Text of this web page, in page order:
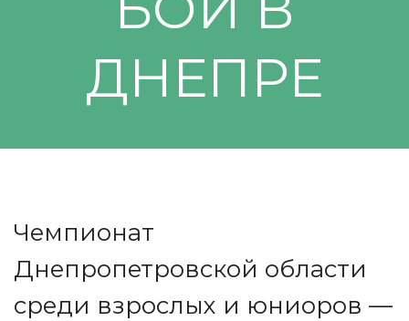
ДНЕПРЕ
Чемпионат
Днепропетровской области
среди взрослых и юниоров —